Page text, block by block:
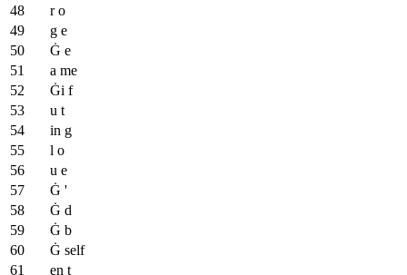
r o
g e
Ġ e
a me
Ġi f
u t
in g
l o
u e
Ġ '
Ġ d
Ġ b
Ġ self
en t